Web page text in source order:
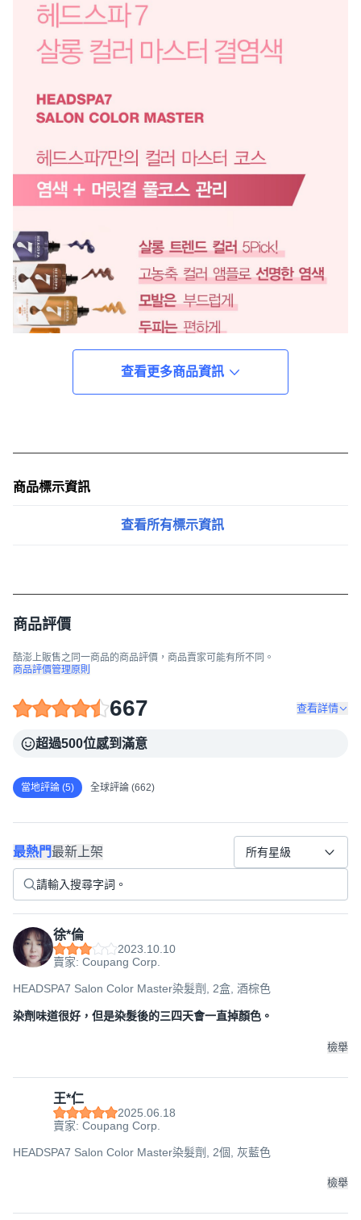
查看更多商品資訊
商品標示資訊
查看所有標示資訊
商品評價
酷澎上販售之同一商品的商品評價，商品賣家可能有所不同。
商品評價管理原則
667 查看詳情
超過500位感到滿意
當地評論 (5) 全球評論 (662)
最熱門最新上架 所有星級
徐*倫
2023.10.10
賣家: Coupang Corp.
HEADSPA7 Salon Color Master染髮劑, 2盒, 酒棕色
染劑味道很好，但是染髮後的三四天會一直掉顏色。
檢舉
王*仁
2025.06.18
賣家: Coupang Corp.
HEADSPA7 Salon Color Master染髮劑, 2個, 灰藍色
檢舉